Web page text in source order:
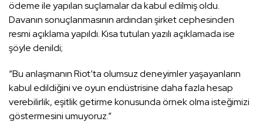
ödeme ile yapılan suçlamalar da kabul edilmiş oldu.
Davanın sonuçlanmasının ardından şirket cephesinden
resmi açıklama yapıldı. Kısa tutulan yazılı açıklamada ise
şöyle denildi;
“Bu anlaşmanın Riot’ta olumsuz deneyimler yaşayanların
kabul edildiğini ve oyun endüstrisine daha fazla hesap
verebilirlik, eşitlik getirme konusunda örnek olma isteğimizi
göstermesini umuyoruz.”